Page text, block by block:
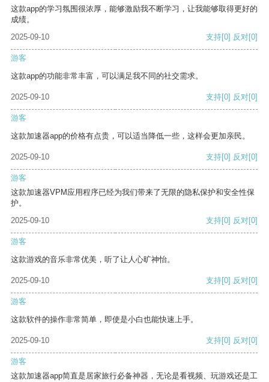
这款app的学习氛围很浓厚，能够激励我不断学习，让我能够取得更好的
成绩。
2025-09-10
支持[0] 反对[0]
游客
这款app的功能非常丰富，可以满足我不同的社交需求。
2025-09-10 支持[0] 反对[0]
游客
这款加速器app的价格有点贵，可以适当降低一些，这样会更加亲民。
2025-09-10 支持[0] 反对[0]
游客
这款加速器VPM应用程序已经为我们带来了无限的隐私保护和安全性保
护。
2025-09-10
支持[0] 反对[0]
游客
这款游戏的音乐非常优美，听了让人心旷神怡。
2025-09-10 支持[0] 反对[0]
游客
这款软件的操作非常简单，即使是小白也能快速上手。
2025-09-10 支持[0] 反对[0]
游客
这款加速器app简直是居家旅行必备神器，无论是看视频、玩游戏还是工